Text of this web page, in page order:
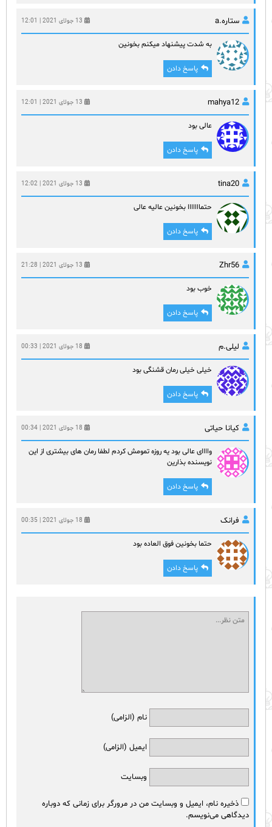
ستاره.a 13 جولای 2021 | 12:01
به شدت پیشنهاد میکنم بخونین
پاسخ دادن
mahya12 13 جولای 2021 | 12:01
عالی بود
پاسخ دادن
tina20 13 جولای 2021 | 12:02
حتمااااااا بخونین عالیه عالی
پاسخ دادن
Zhr56 13 جولای 2021 | 21:28
خوب بود
پاسخ دادن
لیلی.م 18 جولای 2021 | 00:33
خیلی خیلی رمان قشنگی بود
پاسخ دادن
کیانا حیاتی 18 جولای 2021 | 00:34
واااای عالی بود یه روزه تمومش کردم لطفا رمان های بیشتری از این
نویسنده بذارین
پاسخ دادن
فرانک 18 جولای 2021 | 00:35
حتما بخونین فوق العاده بود
پاسخ دادن
نام (الزامی)
ایمیل (الزامی)
وبسایت
ذخیره نام، ایمیل و وبسایت من در مرورگر برای زمانی که دوباره
دیدگاهی می‌نویسم.